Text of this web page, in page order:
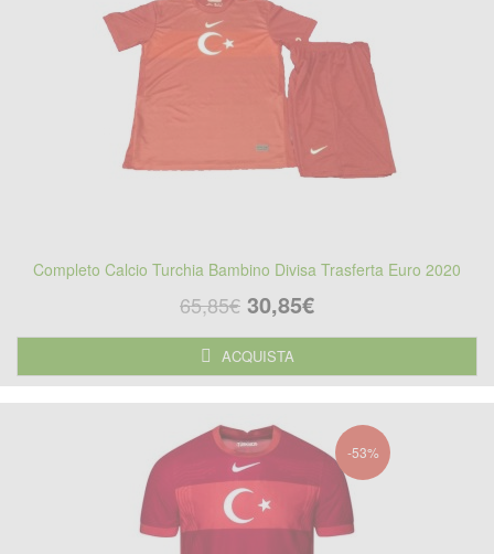
Completo Calcio Turchia Bambino Divisa Trasferta Euro 2020
65,85€ 30,85€
ACQUISTA
-53%